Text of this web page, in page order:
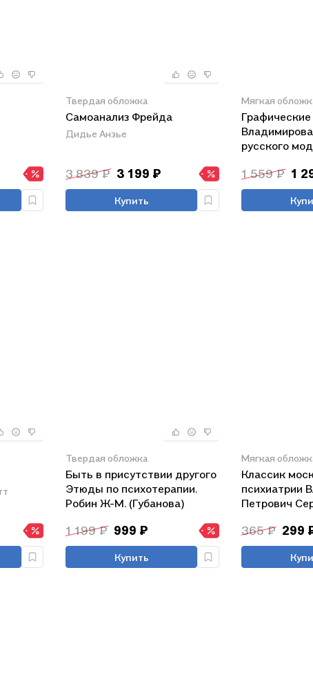
Твердая обложка
Самоанализ Фрейда
Дидье Анзье
3 839 ₽ 3 199 ₽
Купить
Мягкая
русского
1 559 ₽ 1
Твердая обложка
Быть в присутствии другого
Этюды по психотерапии.
Робин Ж-М. (Губанова)
1 199 ₽ 999 ₽
Купить
Мягкая
Классик
психиатрии
Петрович
(мягк)
365 ₽ 299